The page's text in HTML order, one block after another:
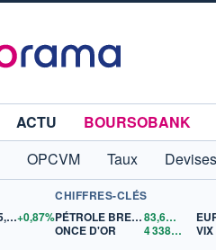
ACTU
BOURSOBANK
OPCVM Taux Devises
30 055,25+0,87%
CHIFFRES-CLÉS
PÉTROLE BRENT
83,65$US
ONCE D'OR
4 338,46 $US